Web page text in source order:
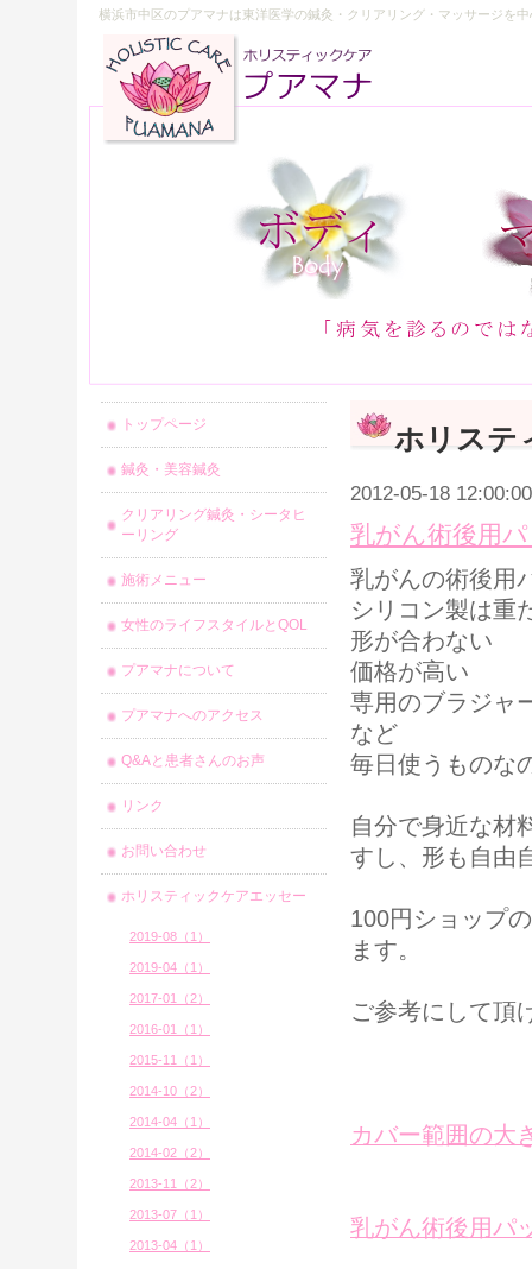
横浜市中区のプアマナは東洋医学の鍼灸・クリアリング・マッサージを
ホリステ
2012-05-18 12:00:00
乳がん術後用
乳がんの術後用
シリコン製は重
形が合わない
価格が高い
専用のブラジャ
など
毎日使うものな
自分で身近な材
すし、形も自由
100円ショップ
ます。
ご参考にして頂
カバー範囲の大
乳がん術後用パ
トップページ
鍼灸・美容鍼灸
クリアリング鍼灸・シータヒ
ーリング
施術メニュー
女性のライフスタイルとQOL
プアマナについて
プアマナへのアクセス
Q&Aと患者さんのお声
リンク
お問い合わせ
ホリスティックケアエッセー
2019-08（1）
2019-04（1）
2017-01（2）
2016-01（1）
2015-11（1）
2014-10（2）
2014-04（1）
2014-02（2）
2013-11（2）
2013-07（1）
2013-04（1）